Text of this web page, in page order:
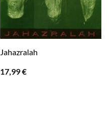
Jahazralah
17,99€